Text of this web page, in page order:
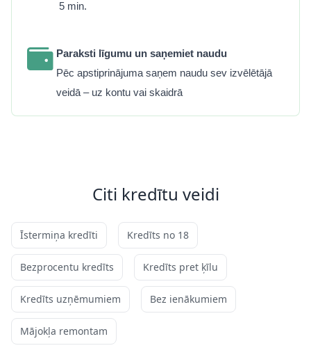
5 min.
Paraksti līgumu un saņemiet naudu
Pēc apstiprinājuma saņem naudu sev izvēlētājā
veidā – uz kontu vai skaidrā
Citi kredītu veidi
Īstermiņa kredīti Kredīts no 18
Bezprocentu kredīts Kredīts pret ķīlu
Kredīts uzņēmumiem Bez ienākumiem
Mājokļa remontam